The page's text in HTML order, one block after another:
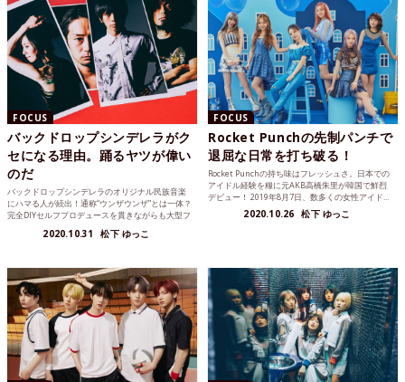
FOCUS
バックドロップシンデレラがク
セになる理由。踊るヤツが偉い
のだ
バックドロップシンデレラのオリジナル民族音楽
にハマる人が続出！通称“ウンザウンザ”とは一体？
完全DIYセルフプロデュースを貫きながらも大型フ
2020.10.31 松下 ゆっこ
FOCUS
Rocket Punchの先制パンチで
退屈な日常を打ち破る！
Rocket Punchの持ち味はフレッシュさ。日本での
アイドル経験を糧に元AKB高橋朱里が韓国で鮮烈
デビュー！ 2019年8月7日、数多くの女性アイド...
2020.10.26 松下 ゆっこ